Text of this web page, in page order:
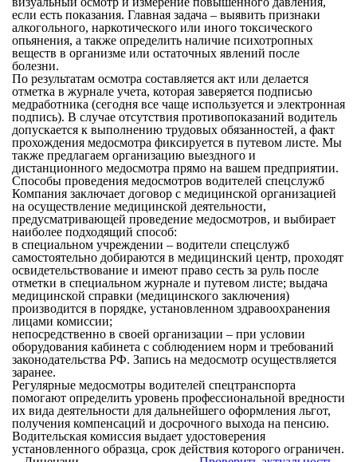
если есть показания. Главная задача – выявить признаки
алкогольного, наркотического или иного токсического
опьянения, а также определить наличие психотропных
веществ в организме или остаточных явлений после
болезни.
По результатам осмотра составляется акт или делается
отметка в журнале учета, которая заверяется подписью
медработника (сегодня все чаще используется и электронная
подпись). В случае отсутствия противопоказаний водитель
допускается к выполнению трудовых обязанностей, а факт
прохождения медосмотра фиксируется в путевом листе. Мы
также предлагаем организацию выездного и
дистанционного медосмотра прямо на вашем предприятии.
Способы проведения медосмотров водителей спецслужб
Компания заключает договор с медицинской организацией
на осуществление медицинской деятельности,
предусматривающей проведение медосмотров, и выбирает
наиболее подходящий способ:
в специальном учреждении – водители спецслужб
самостоятельно добираются в медицинский центр, проходят
освидетельствование и имеют право сесть за руль после
отметки в специальном журнале и путевом листе; выдача
медицинской справки (медицинского заключения)
производится в порядке, установленном здравоохранения
лицами комиссии;
непосредственно в своей организации – при условии
оборудования кабинета с соблюдением норм и требований
законодательства РФ. Запись на медосмотр осуществляется
заранее.
Регулярные медосмотры водителей спецтранспорта
помогают определить уровень профессиональной вредности
их вида деятельности для дальнейшего оформления льгот,
получения компенсаций и досрочного выхода на пенсию.
Водительская комиссия выдает удостоверения
установленного образца, срок действия которого ограничен.